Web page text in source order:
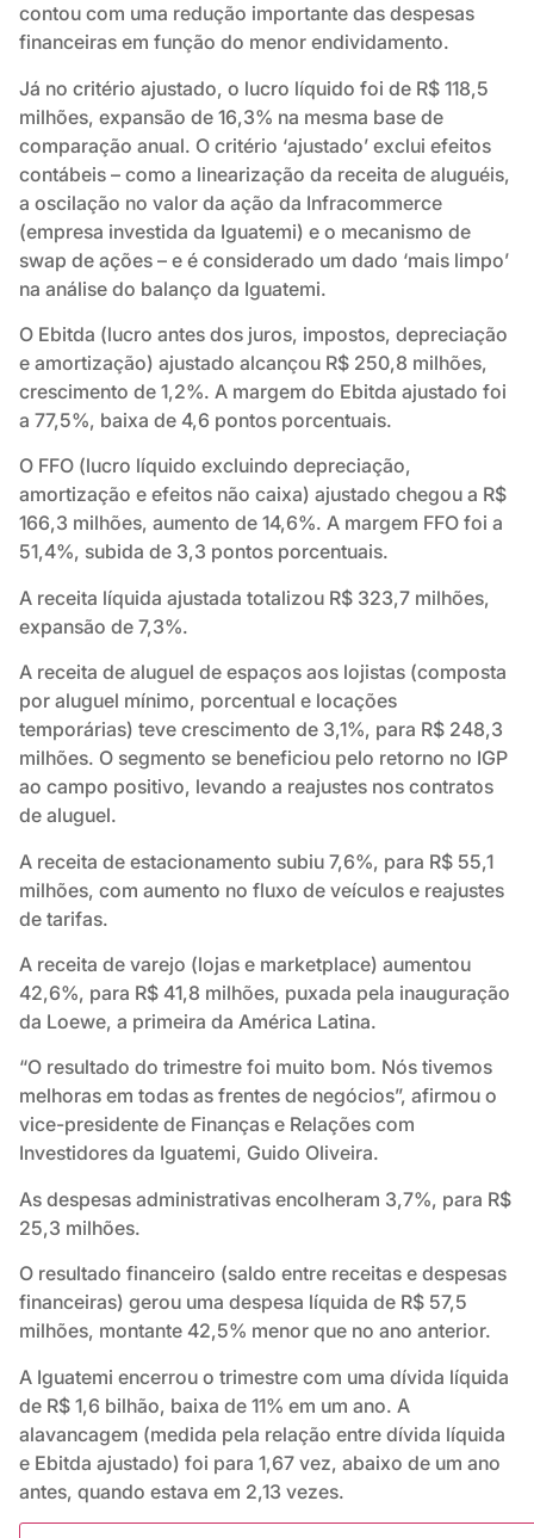
contou com uma redução importante das despesas
financeiras em função do menor endividamento.
Já no critério ajustado, o lucro líquido foi de R$ 118,5
milhões, expansão de 16,3% na mesma base de
comparação anual. O critério ‘ajustado’ exclui efeitos
contábeis – como a linearização da receita de aluguéis,
a oscilação no valor da ação da Infracommerce
(empresa investida da Iguatemi) e o mecanismo de
swap de ações – e é considerado um dado ‘mais limpo’
na análise do balanço da Iguatemi.
O Ebitda (lucro antes dos juros, impostos, depreciação
e amortização) ajustado alcançou R$ 250,8 milhões,
crescimento de 1,2%. A margem do Ebitda ajustado foi
a 77,5%, baixa de 4,6 pontos porcentuais.
O FFO (lucro líquido excluindo depreciação,
amortização e efeitos não caixa) ajustado chegou a R$
166,3 milhões, aumento de 14,6%. A margem FFO foi a
51,4%, subida de 3,3 pontos porcentuais.
A receita líquida ajustada totalizou R$ 323,7 milhões,
expansão de 7,3%.
A receita de aluguel de espaços aos lojistas (composta
por aluguel mínimo, porcentual e locações
temporárias) teve crescimento de 3,1%, para R$ 248,3
milhões. O segmento se beneficiou pelo retorno no IGP
ao campo positivo, levando a reajustes nos contratos
de aluguel.
A receita de estacionamento subiu 7,6%, para R$ 55,1
milhões, com aumento no fluxo de veículos e reajustes
de tarifas.
A receita de varejo (lojas e marketplace) aumentou
42,6%, para R$ 41,8 milhões, puxada pela inauguração
da Loewe, a primeira da América Latina.
“O resultado do trimestre foi muito bom. Nós tivemos
melhoras em todas as frentes de negócios”, afirmou o
vice-presidente de Finanças e Relações com
Investidores da Iguatemi, Guido Oliveira.
As despesas administrativas encolheram 3,7%, para R$
25,3 milhões.
O resultado financeiro (saldo entre receitas e despesas
financeiras) gerou uma despesa líquida de R$ 57,5
milhões, montante 42,5% menor que no ano anterior.
A Iguatemi encerrou o trimestre com uma dívida líquida
de R$ 1,6 bilhão, baixa de 11% em um ano. A
alavancagem (medida pela relação entre dívida líquida
e Ebitda ajustado) foi para 1,67 vez, abaixo de um ano
antes, quando estava em 2,13 vezes.